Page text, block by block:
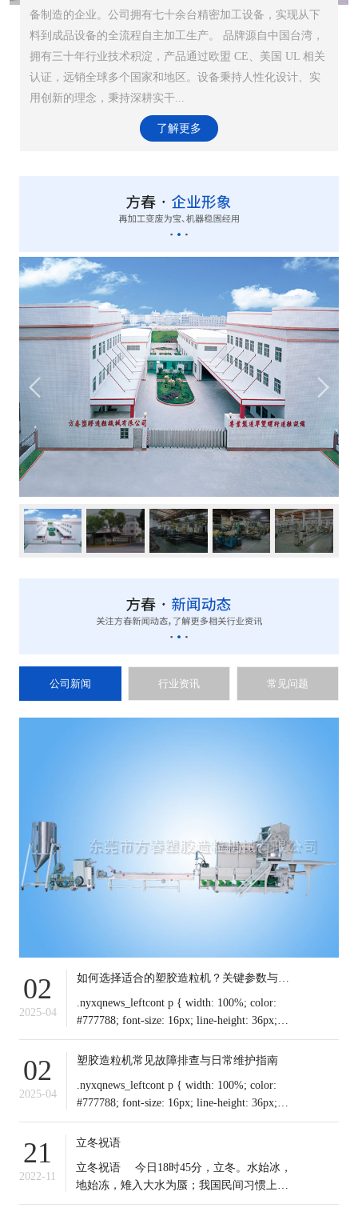
备制造的企业。公司拥有七十余台精密加工设备，实现从下
料到成品设备的全流程自主加工生产。 品牌源自中国台湾，
拥有三十年行业技术积淀，产品通过欧盟 CE、美国 UL 相关
认证，远销全球多个国家和地区。设备秉持人性化设计、实
用创新的理念，秉持深耕实干...
了解更多
公司新闻 行业资讯 常见问题
02
2025-04
如何选择适合的塑胶造粒机？关键参数与行业应用解析
.nyxqnews_leftcont p { width: 100%; color:
#777788; font-size: 16px; line-height: 36px;
text-indent: 0em !important; mar
02
2025-04
塑胶造粒机常见故障排查与日常维护指南
.nyxqnews_leftcont p { width: 100%; color:
#777788; font-size: 16px; line-height: 36px;
text-indent: 0em !important; mar
21
2022-11
立冬祝语
​立冬祝语 今日18时45分，立冬。水始冰，
地始冻，雉入大水为蜃；我国民间习惯上把
这一天作为冬季之始；冬天到来，今日起我